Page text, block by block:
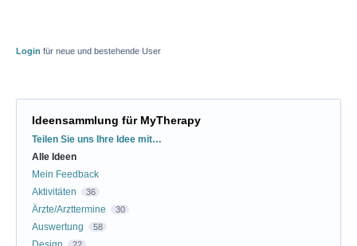
Login für neue und bestehende User
Ideensammlung für MyTherapy
Kategorien
Teilen Sie uns Ihre Idee mit…
Alle Ideen
Mein Feedback
Aktivitäten
36
Ärzte/Arzttermine 30
Auswertung 58